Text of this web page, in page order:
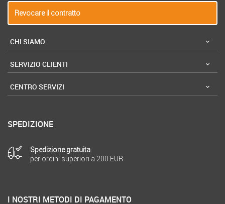
Revocare il contratto
CHI SIAMO
SERVIZIO CLIENTI
CENTRO SERVIZI
SPEDIZIONE
Spedizione gratuita
per ordini superiori a 200 EUR
I NOSTRI METODI DI PAGAMENTO